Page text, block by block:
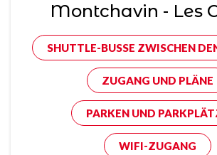
Montchavin - Les
SHUTTLE-BUSSE ZWISCHEN
ZUGANG UND PLÄNE
PARKEN UND
WIFI-ZUGANG